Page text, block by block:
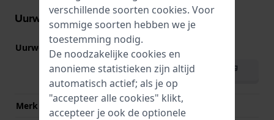
Uurwerk informatie
Uurwerk nr. VJ42
Download handleiding
(English)
Merk uurwerk
Seiko Instruments Inc.
verschillende soorten cookies. Voor
sommige soorten hebben we je
toestemming nodig.
De noodzakelijke cookies en
anonieme statistieken zijn altijd
automatisch actief; als je op
"accepteer alle cookies" klikt,
accepteer je ook de optionele